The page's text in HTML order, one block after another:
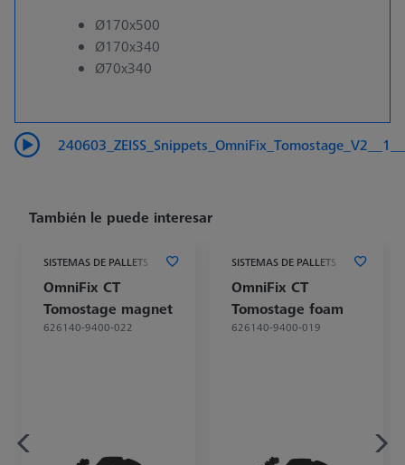
Ø170x500
Ø170x340
Ø70x340
También le puede interesar
SISTEMAS DE PALLETS
OmniFix CT
Tomostage magnet
626140-9400-022
SISTEMAS DE PALLETS
OmniFix CT
Tomostage foam
626140-9400-019